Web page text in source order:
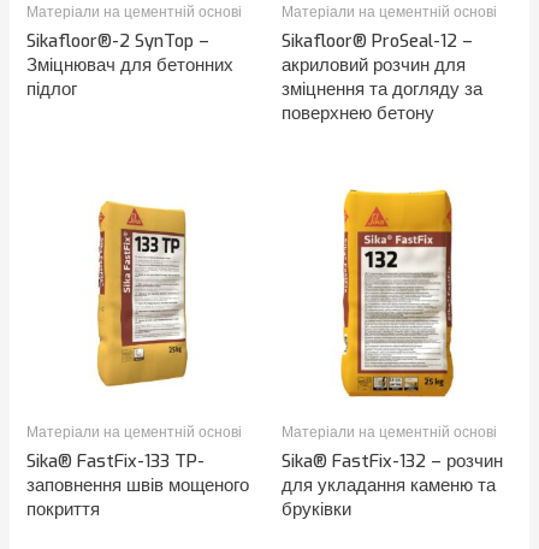
Матеріали на цементній основі
Sikafloor®-2 SynTop –
Зміцнювач для бетонних
підлог
Матеріали на цементній основі
Sikafloor® ProSeal-12 –
акриловий розчин для
зміцнення та догляду за
поверхнею бетону
Матеріали на цементній основі
Sika® FastFix-133 TP-
заповнення швів мощеного
покриття
Матеріали на цементній основі
Sika® FastFix-132 – розчин
для укладання каменю та
бруківки